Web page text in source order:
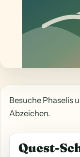
Besuche Phaselis
Abzeichen.
Quest-